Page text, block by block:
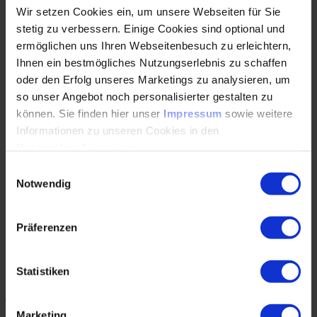
Wir setzen Cookies ein, um unsere Webseiten für Sie
stetig zu verbessern. Einige Cookies sind optional und
ermöglichen uns Ihren Webseitenbesuch zu erleichtern,
Ihnen ein bestmögliches Nutzungserlebnis zu schaffen
oder den Erfolg unseres Marketings zu analysieren, um
so unser Angebot noch personalisierter gestalten zu
können. Sie finden hier unser Impressum sowie weitere
Informationen zu unseren Cookies in den
Notwendig
Präferenzen
Statistiken
Bautagesberichte bezeichnet) zu nennen: Der
überwiegende Anteil der in der baubetrieblichen Praxis
geführten Bautagesberichte sind nicht dafür geeignet,
Ansprüche aus gestörten Bauabläufen abzuleiten bzw.
abzuwehren. Mögliche Gründe hierfür sind ein Mangel an
personellen oder monetären Ressourcen, Unwissenheit
und / oder die Angst einer fehlenden Anerkenntnis der
anderen Vertragspartei, sofern hier (ggf. zu Recht)
verfängliche Kommentare oder Feststellungen vermerkt
„Wer sich um Nichts kümmert, braucht sich um Nichts zu
Die Dokumentation des gestörten Bauablaufs ist eine
Vorgehensweise zur terminlichen und monetären
Bewertung von gestörten Bauabläufen. Hier lohnt es sich in
machen und die Dokumentation des gestörten Bauablaufs